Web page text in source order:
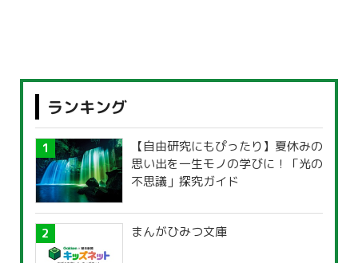
ランキング
【自由研究にもぴったり】夏休みの
思い出を一生モノの学びに！「光の
不思議」探究ガイド
まんがひみつ文庫